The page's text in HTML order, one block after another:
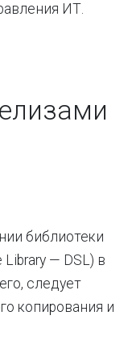
ИТ.
библиотеки
Library — DSL) в
следует
копирования и